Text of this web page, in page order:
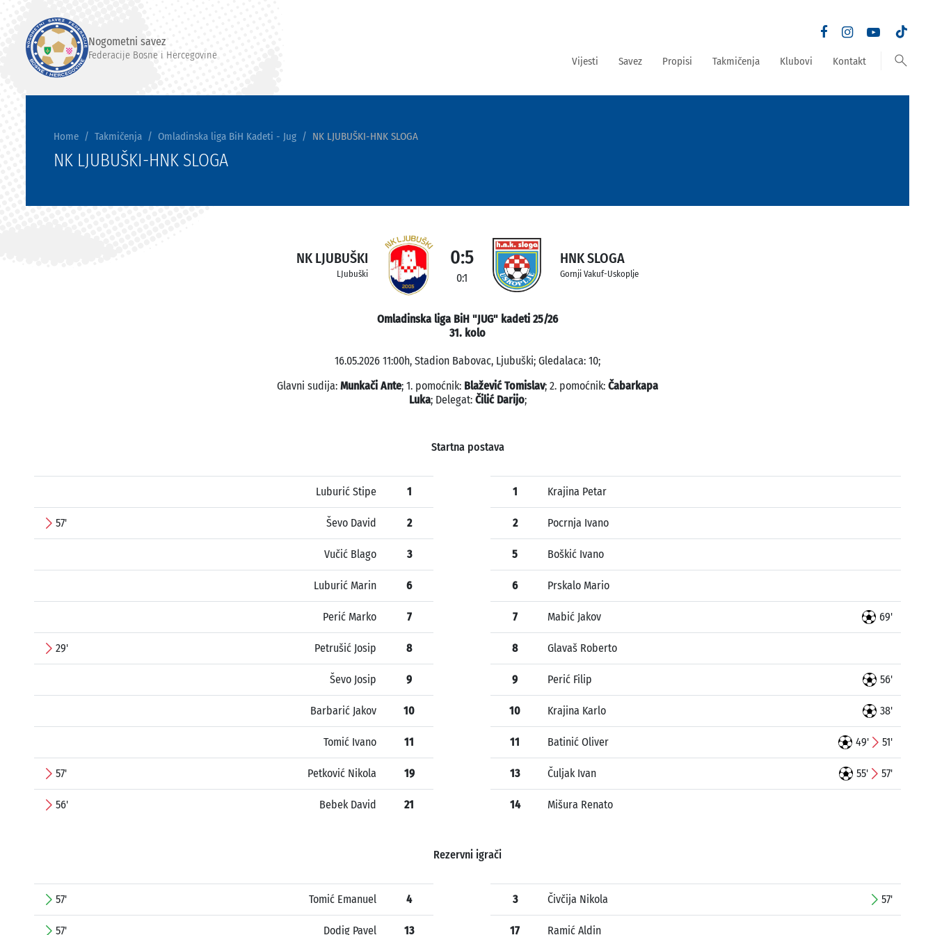
Nogometni savez
Federacije Bosne i Hercegovine Vijesti Savez Propisi Takmičenja Klubovi Kontakt search
Home Takmičenja Omladinska liga BiH Kadeti - Jug NK LJUBUŠKI-HNK SLOGA
NK LJUBUŠKI-HNK SLOGA
NK LJUBUŠKI
LJubuški
0:5
0:1
HNK SLOGA
Gornji Vakuf-Uskoplje
Omladinska liga BiH "JUG" kadeti 25/26
31. kolo
16.05.2026 11:00h, Stadion Babovac, Ljubuški; Gledalaca: 10;
Glavni sudija: Munkači Ante; 1. pomoćnik: Blažević Tomislav; 2. pomoćnik: Čabarkapa
Luka; Delegat: Čilić Darijo;
Startna postava
Luburić Stipe 1
57' Ševo David 2
Vučić Blago 3
Luburić Marin 6
Perić Marko 7
29' Petrušić Josip 8
Ševo Josip 9
Barbarić Jakov 10
Tomić Ivano 11
57' Petković Nikola 19
56' Bebek David 21
1 Krajina Petar
2 Pocrnja Ivano
5 Boškić Ivano
6 Prskalo Mario
7 Mabić Jakov 69'
8 Glavaš Roberto
9 Perić Filip 56'
10 Krajina Karlo 38'
11 Batinić Oliver 49' 51'
13 Čuljak Ivan 55' 57'
14 Mišura Renato
Rezervni igrači
57' Tomić Emanuel 4
57' Dodig Pavel 13
3 Čivčija Nikola 57'
17 Ramić Aldin